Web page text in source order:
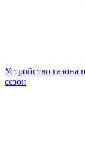
Устройство
сезон